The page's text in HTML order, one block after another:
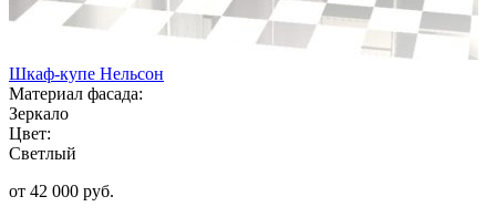
Шкаф-купе Нельсон
Материал фасада:
Зеркало
Цвет:
Светлый
от 42 000 руб.